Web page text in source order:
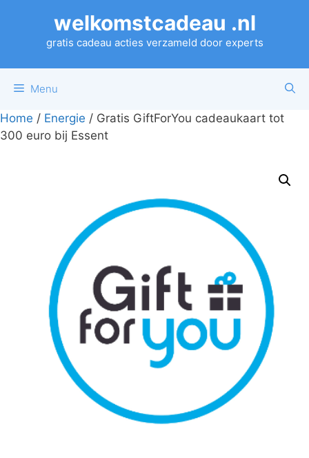
welkomstcadeau .nl
gratis cadeau acties verzameld door experts
Menu
Home / Energie / Gratis GiftForYou cadeaukaart tot
300 euro bij Essent